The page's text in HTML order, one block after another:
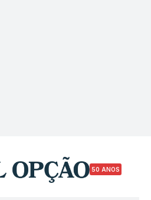
50 ANOS